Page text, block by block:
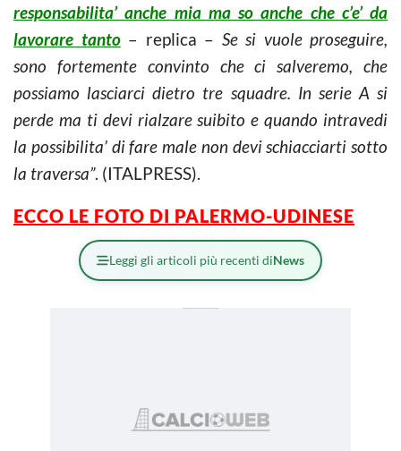
responsabilita’ anche mia ma so anche che c’e’ da
lavorare tanto– replica – Se si vuole proseguire,
sono fortemente convinto che ci salveremo, che
possiamo lasciarci dietro tre squadre. In serie A si
perde ma ti devi rialzare suibito e quando intravedi
la possibilita’ di fare male non devi schiacciarti sotto
la traversa”. (ITALPRESS).
ECCO LE FOTO DI PALERMO-UDINESE
Leggi gli articoli più recenti diNews